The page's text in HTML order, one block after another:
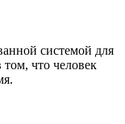
системой для
том, что человек